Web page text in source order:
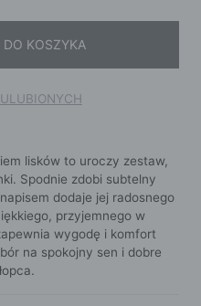
DO KOSZYKA
lisków to uroczy zestaw,
Spodnie zdobi subtelny
dodaje jej radosnego
przyjemnego w
wygodę i komfort
na spokojny sen i dobre